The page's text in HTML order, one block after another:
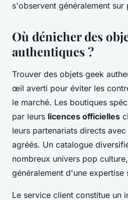
s'observent généralement sur
Où dénicher des
authentiques ?
Trouver des objets geek
œil averti pour éviter les
le marché. Les boutiques
par leurs licences officielles
leurs partenariats directs
agréés. Un catalogue
nombreux univers pop
généralement d'une expertise
Le service client constitue un